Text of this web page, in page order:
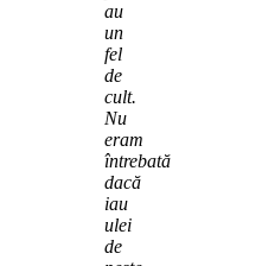
au
un
fel
de
cult.
Nu
eram
întrebată
dacă
iau
ulei
de